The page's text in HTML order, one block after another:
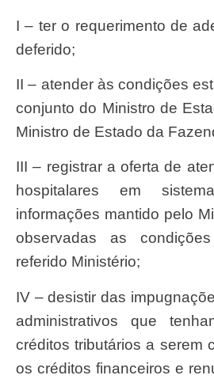
I – ter o requerimento de adesão ao Programa
deferido;
II – atender às condições estabelecidas em ato
conjunto do Ministro de
Ministro de Estado da
III – registrar a oferta de atendimentos médico-
hospitalares em
informações mantido pelo
observadas as
referido Ministério;
IV – desistir das impugnações ou dos recursos
administrativos que
créditos tributários a serem
os créditos financeiros e